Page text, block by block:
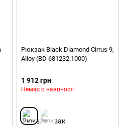
Рюкзак Black Diamond Cirrus 9,
Alloy (BD 681232.1000)
1 912 грн
Немає в наявності